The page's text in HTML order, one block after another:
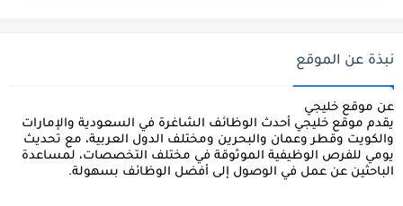
نبذة عن الموقع
عن موقع خليجي
يقدم موقع خليجي أحدث الوظائف الشاغرة في السعودية والإمارات
والكويت وقطر وعمان والبحرين ومختلف الدول العربية، مع تحديث
يومي للفرص الوظيفية الموثوقة في مختلف التخصصات، لمساعدة
الباحثين عن عمل في الوصول إلى أفضل الوظائف بسهولة.